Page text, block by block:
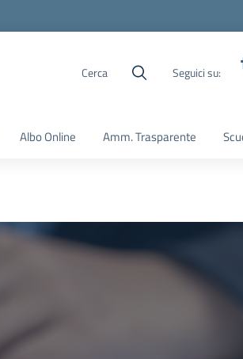
Cerca Seguici su:
Albo Online Amm. Trasparente